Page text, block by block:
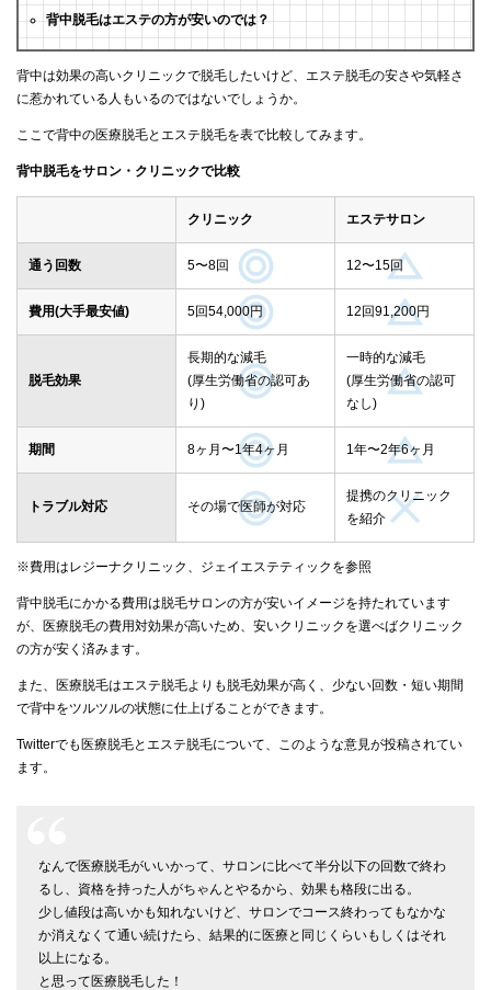
背中脱毛はエステの方が安いのでは？
背中は効果の高いクリニックで脱毛したいけど、エステ脱毛の安さや気軽さ
に惹かれている人もいるのではないでしょうか。
ここで背中の医療脱毛とエステ脱毛を表で比較してみます。
背中脱毛をサロン・クリニックで比較
クリニック エステサロン
通う回数 5〜8回 12〜15回
費用(大手最安値) 5回54,000円 12回91,200円
脱毛効果
長期的な減毛
(厚生労働省の認可あ
り)
一時的な減毛
(厚生労働省の認可
なし)
期間 8ヶ月〜1年4ヶ月 1年〜2年6ヶ月
トラブル対応 その場で医師が対応
提携のクリニック
を紹介
※費用はレジーナクリニック、ジェイエステティックを参照
背中脱毛にかかる費用は脱毛サロンの方が安いイメージを持たれています
が、医療脱毛の費用対効果が高いため、安いクリニックを選べばクリニック
の方が安く済みます。
また、医療脱毛はエステ脱毛よりも脱毛効果が高く、少ない回数・短い期間
で背中をツルツルの状態に仕上げることができます。
Twitterでも医療脱毛とエステ脱毛について、このような意見が投稿されてい
ます。
なんで医療脱毛がいいかって、サロンに比べて半分以下の回数で終わ
るし、資格を持った人がちゃんとやるから、効果も格段に出る。
少し値段は高いかも知れないけど、サロンでコース終わってもなかな
か消えなくて通い続けたら、結果的に医療と同じくらいもしくはそれ
以上になる。
と思って医療脱毛した！